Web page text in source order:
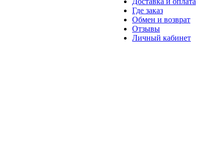
Где заказ
Обмен и возврат
Отзывы
Личный кабинет